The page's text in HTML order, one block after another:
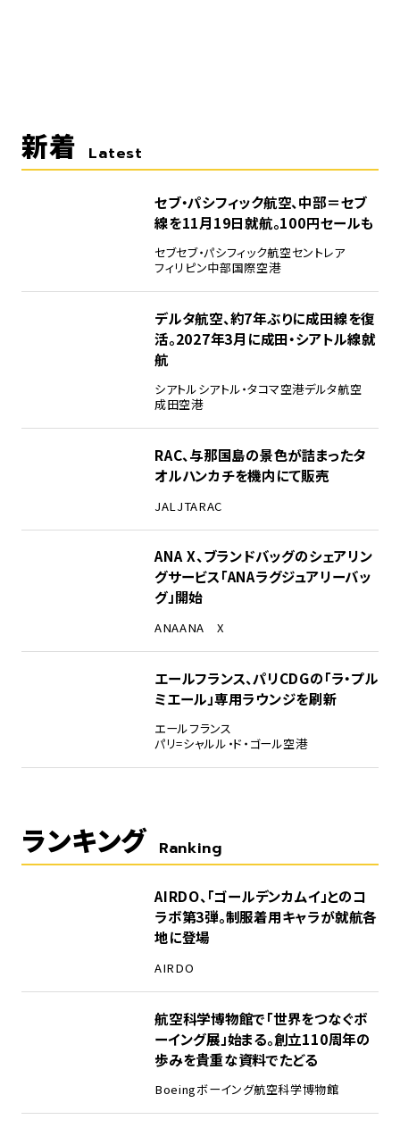
新着 Latest
セブ・パシフィック航空、中部＝セブ
線を11月19日就航。100円セールも
セブセブ・パシフィック航空セントレア
フィリピン中部国際空港
デルタ航空、約7年ぶりに成田線を復
活。2027年3月に成田・シアトル線就
航
シアトルシアトル・タコマ空港デルタ航空
成田空港
RAC、与那国島の景色が詰まったタ
オルハンカチを機内にて販売
JAL JTARAC
ANA X、ブランドバッグのシェアリン
グサービス「ANAラグジュアリーバッ
グ」開始
ANAANA X
エールフランス、パリCDGの「ラ・プル
ミエール」専用ラウンジを刷新
エールフランス
パリ=シャルル・ド・ゴール空港
ランキング Ranking
AIRDO、「ゴールデンカムイ」とのコ
ラボ第3弾。制服着用キャラが就航各
地に登場
AIRDO
航空科学博物館で「世界をつなぐボ
ーイング展」始まる。創立110周年の
歩みを貴重な資料でたどる
Boeingボーイング航空科学博物館